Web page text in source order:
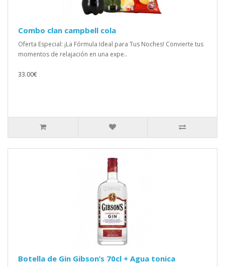
Combo clan campbell cola
Oferta Especial: ¡La Fórmula Ideal para Tus Noches! Convierte tus
momentos de relajación en una expe..
33.00€
Botella de Gin Gibson’s 70cl + Agua tonica